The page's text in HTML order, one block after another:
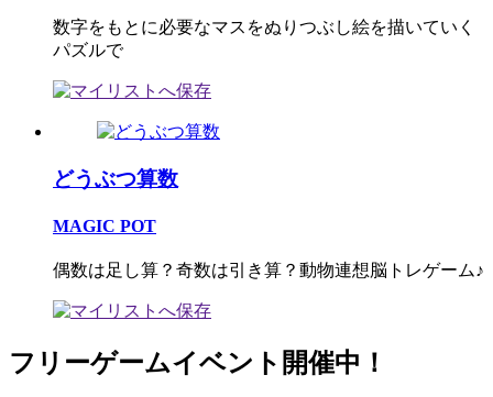
数字をもとに必要なマスをぬりつぶし絵を描いていく
パズルで
どうぶつ算数
MAGIC POT
偶数は足し算？奇数は引き算？動物連想脳トレゲーム♪
フリーゲームイベント開催中！